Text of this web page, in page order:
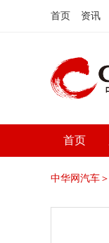
首页 资讯
首页
中华网汽车＞